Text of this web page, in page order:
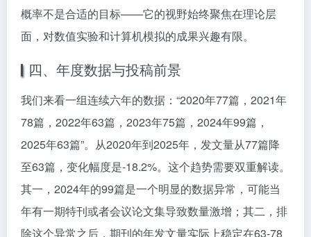
概率不是合适的目标——它的视野始终聚焦在理论层
面，对数值实验和计算机模拟的成果兴趣有限。
四、年度数据与投稿前景
我们来看一组连续六年的数据：“2020年77篇，2021年
78篇，2022年63篇，2023年75篇，2024年99篇，
2025年63篇”。从2020年到2025年，发文量从77篇降
至63篇，变化幅度是-18.2%。这个趋势需要双重解读。
其一，2024年的99篇是一个明显的数据异常，可能当
年有一期特刊或者会议论文集导致数量激增；其二，排
除这个异常之后，期刊的年发文量实际上稳定在63-78